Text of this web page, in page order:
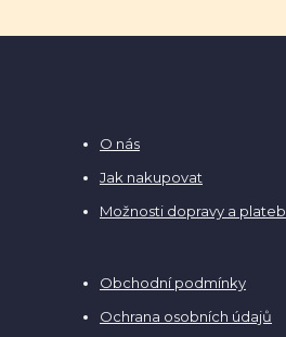
O nás
Jak nakupovat
Možnosti dopravy a plateb
Obchodní podmínky
Ochrana osobních údajů